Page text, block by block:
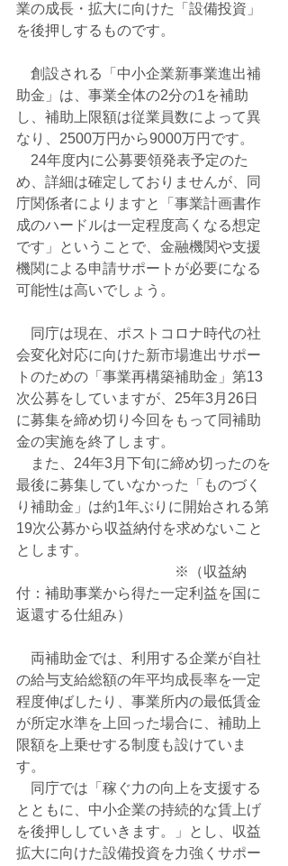
業の成長・拡大に向けた「設備投資」
を後押しするものです。
創設される「中小企業新事業進出補
助金」は、事業全体の2分の1を補助
し、補助上限額は従業員数によって異
なり、2500万円から9000万円です。
24年度内に公募要領発表予定のた
め、詳細は確定しておりませんが、同
庁関係者によりますと「事業計画書作
成のハードルは一定程度高くなる想定
です」ということで、金融機関や支援
機関による申請サポートが必要になる
可能性は高いでしょう。
同庁は現在、ポストコロナ時代の社
会変化対応に向けた新市場進出サポー
トのための「事業再構築補助金」第13
次公募をしていますが、25年3月26日
に募集を締め切り今回をもって同補助
金の実施を終了します。
また、24年3月下旬に締め切ったのを
最後に募集していなかった「ものづく
り補助金」は約1年ぶりに開始される第
19次公募から収益納付を求めないこと
とします。
※（収益納
付：補助事業から得た一定利益を国に
返還する仕組み）
両補助金では、利用する企業が自社
の給与支給総額の年平均成長率を一定
程度伸ばしたり、事業所内の最低賃金
が所定水準を上回った場合に、補助上
限額を上乗せする制度も設けていま
す。
同庁では「稼ぐ力の向上を支援する
とともに、中小企業の持続的な賃上げ
を後押ししていきます。」とし、収益
拡大に向けた設備投資を力強くサポー